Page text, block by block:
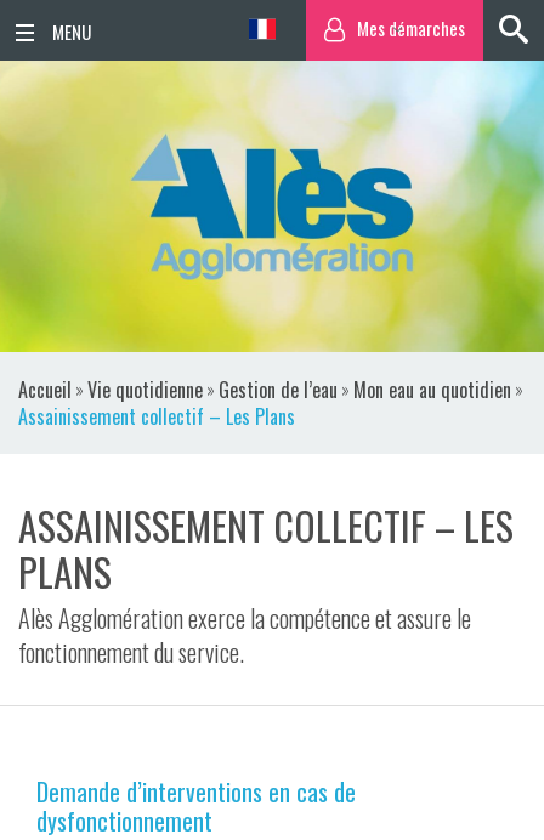
ACTUALITÉS
AGENDA
TERRITOIRE
VIE QUOTIDIENNE
SORTIR / BOUGER
ESPACE PRESSE
CONTACT
Mes démarches
Accueil »Vie quotidienne» Gestion de l’eau » Mon eau au quotidien »
Assainissement collectif – Les Plans
ASSAINISSEMENT COLLECTIF – LES
PLANS
Alès Agglomération exerce la compétence et assure le
fonctionnement du service.
Demande d’interventions en cas de
dysfonctionnement